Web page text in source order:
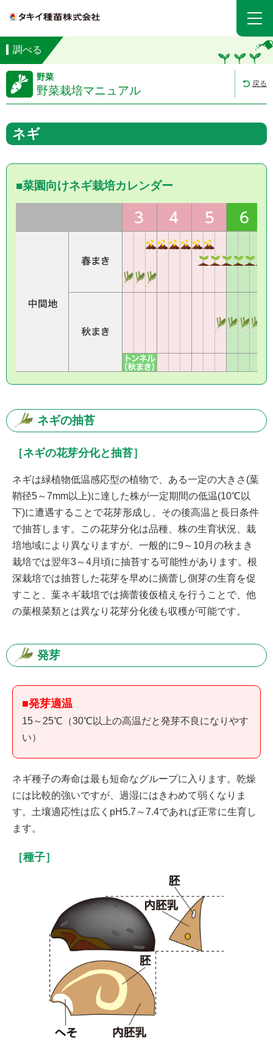
調べる
野菜
野菜栽培マニュアル
戻る
ネギ
■菜園向けネギ栽培カレンダー
ネギの抽苔
［ネギの花芽分化と抽苔］
ネギは緑植物低温感応型の植物で、ある一定の大きさ(葉
鞘径5～7mm以上)に達した株が一定期間の低温(10℃以
下)に遭遇することで花芽形成し、その後高温と長日条件
で抽苔します。この花芽分化は品種、株の生育状況、栽
培地域により異なりますが、一般的に9～10月の秋まき
栽培では翌年3～4月頃に抽苔する可能性があります。根
深栽培では抽苔した花芽を早めに摘蕾し側芽の生育を促
すこと、葉ネギ栽培では摘蕾後仮植えを行うことで、他
の葉根菜類とは異なり花芽分化後も収穫が可能です。
発芽
■発芽適温
15～25℃（30℃以上の高温だと発芽不良になりやす
い）
ネギ種子の寿命は最も短命なグループに入ります。乾燥
には比較的強いですが、過湿にはきわめて弱くなりま
す。土壤適応性は広くpH5.7～7.4であれば正常に生育し
ます。
［種子］